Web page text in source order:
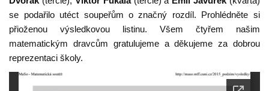
se podařilo utéct soupeřům o značný rozdíl. Prohlédněte si
přioženou výsledkovou listinu. Všem čtyřem našim
matematickým dravcům gratulujeme a děkujeme za dobrou
reprezentaci školy.